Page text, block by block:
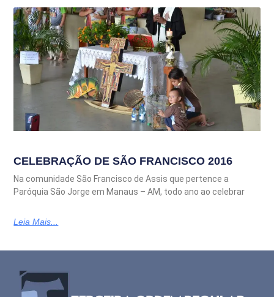
CELEBRAÇÃO DE SÃO FRANCISCO 2016
Na comunidade São Francisco de Assis que pertence a
Paróquia São Jorge em Manaus – AM, todo ano ao celebrar
Leia Mais...